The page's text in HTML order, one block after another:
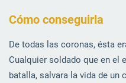
Cómo conseguirla
De todas las coronas, ésta
Cualquier soldado que en el
batalla, salvara la vida de un